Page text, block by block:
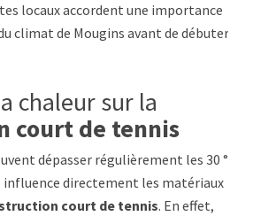
locaux accordent une importance
climat de Mougins avant de débuter
chaleur sur la
court de tennis
dépasser régulièrement les 30 °C.
directement les matériaux
court de tennis. En effet,